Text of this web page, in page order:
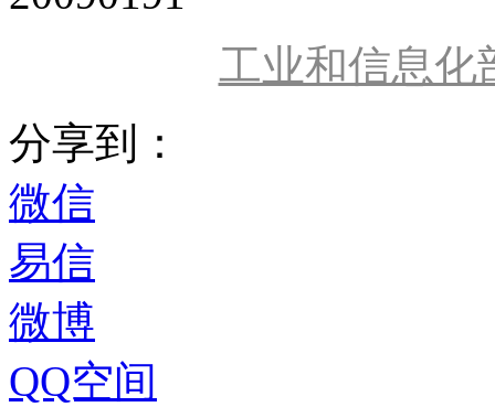
工业和信息化
分享到：
微信
易信
微博
QQ空间